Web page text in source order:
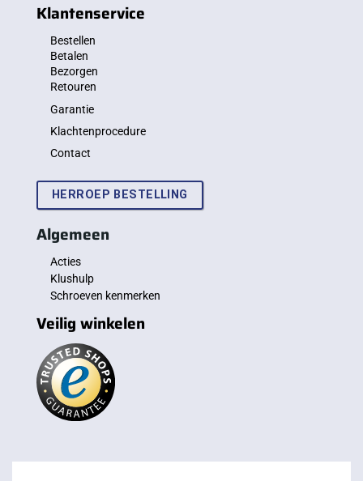
Klantenservice
Bestellen
Betalen
Bezorgen
Retouren
Garantie
Klachtenprocedure
Contact
HERROEP BESTELLING
Algemeen
Acties
Klushulp
Schroeven kenmerken
Veilig winkelen